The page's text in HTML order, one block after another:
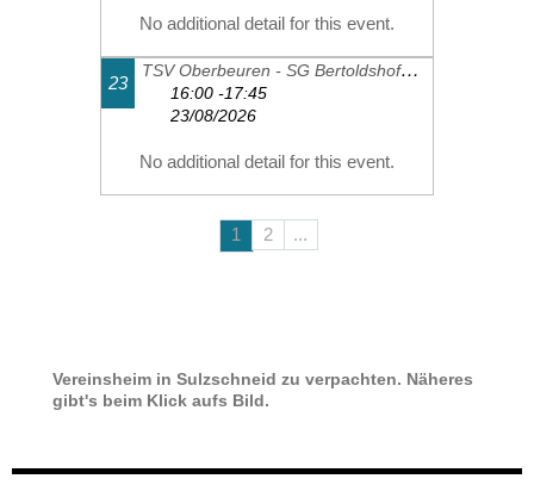
No additional detail for this event.
23
TSV Oberbeuren - SG Bertoldshofen-Sulzschneid 1
16:00 -17:45
23/08/2026
No additional detail for this event.
1 2 ...
Vereinsheim in Sulzschneid zu verpachten. Näheres
gibt's beim Klick aufs Bild.